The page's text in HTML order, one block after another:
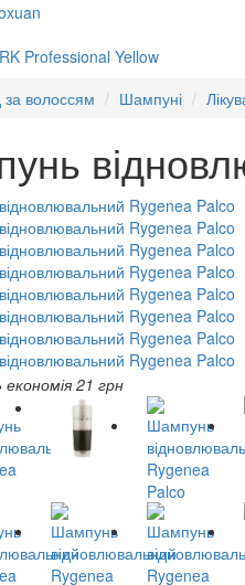
Professional Yellow
за волоссям
Шампуні
економія 21 грн